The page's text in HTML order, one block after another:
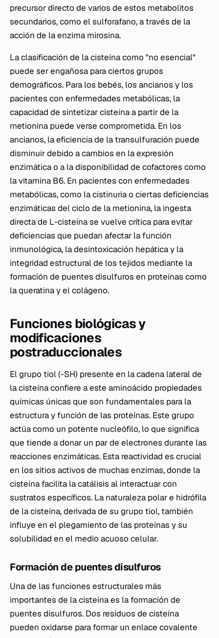
precursor directo de varios de estos metabolitos
secundarios, como el sulforafano, a través de la
acción de la enzima mirosina.
La clasificación de la cisteína como "no esencial"
puede ser engañosa para ciertos grupos
demográficos. Para los bebés, los ancianos y los
pacientes con enfermedades metabólicas, la
capacidad de sintetizar cisteína a partir de la
metionina puede verse comprometida. En los
ancianos, la eficiencia de la transulfuración puede
disminuir debido a cambios en la expresión
enzimática o a la disponibilidad de cofactores como
la vitamina B6. En pacientes con enfermedades
metabólicas, como la cistinuria o ciertas deficiencias
enzimáticas del ciclo de la metionina, la ingesta
directa de L-cisteína se vuelve crítica para evitar
deficiencias que puedan afectar la función
inmunológica, la desintoxicación hepática y la
integridad estructural de los tejidos mediante la
formación de puentes disulfuros en proteínas como
la queratina y el colágeno.
Funciones biológicas y
modificaciones
postraduccionales
El grupo tiol (-SH) presente en la cadena lateral de
la cisteína confiere a este aminoácido propiedades
químicas únicas que son fundamentales para la
estructura y función de las proteínas. Este grupo
actúa como un potente nucleófilo, lo que significa
que tiende a donar un par de electrones durante las
reacciones enzimáticas. Esta reactividad es crucial
en los sitios activos de muchas enzimas, donde la
cisteína facilita la catálisis al interactuar con
sustratos específicos. La naturaleza polar e hidrófila
de la cisteína, derivada de su grupo tiol, también
influye en el plegamiento de las proteínas y su
solubilidad en el medio acuoso celular.
Formación de puentes disulfuros
Una de las funciones estructurales más
importantes de la cisteína es la formación de
puentes disulfuros. Dos residuos de cisteína
pueden oxidarse para formar un enlace covalente